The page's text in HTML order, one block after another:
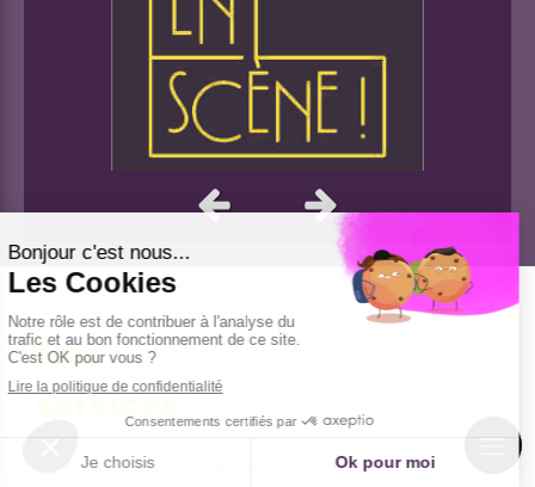
Slide précédentSlide suivant
Nos
services
Des prestations sur-mesure